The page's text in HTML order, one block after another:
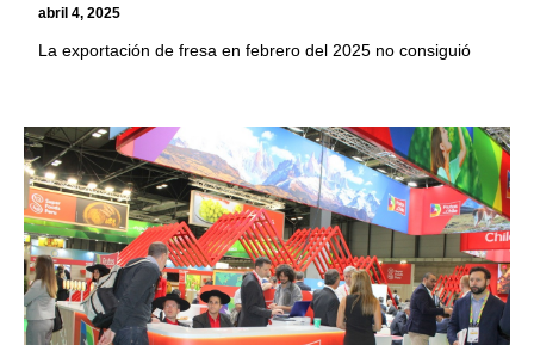
abril 4, 2025
La exportación de fresa en febrero del 2025 no consiguió